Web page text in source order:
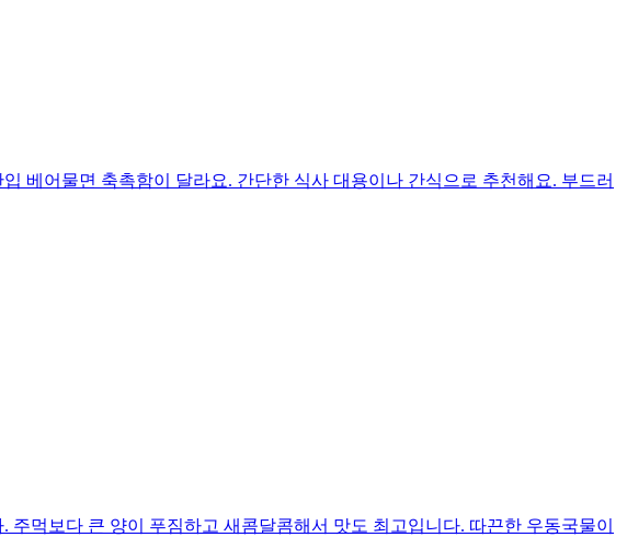
베어물면 축촉함이 달라요. 간단한 식사 대용이나 간식으로 추천해요. 부드러
먹보다 큰 양이 푸짐하고 새콤달콤해서 맛도 최고입니다. 따끈한 우동국물이